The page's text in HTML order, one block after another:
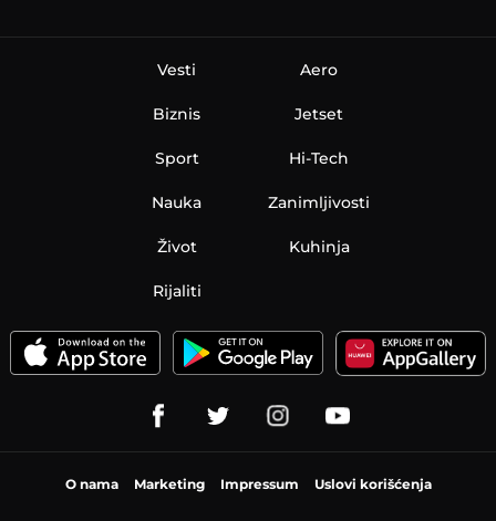
Vesti
Biznis
Sport
Nauka
Aero
Jetset
Hi-Tech
Zanimljivosti
Život Kuhinja
Rijaliti
O nama Marketing Impressum Uslovi korišćenja